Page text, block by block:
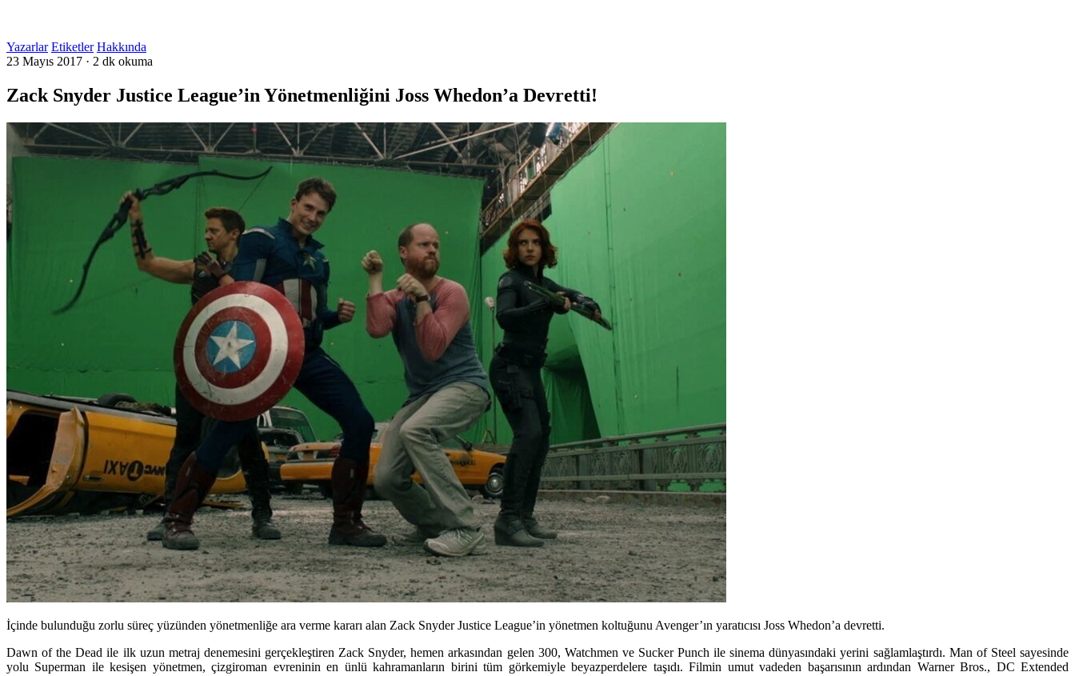
Yazarlar Etiketler Hakkında
23 Mayıs 2017 · 2 dk okuma
Zack Snyder Justice League’in Yönetmenliğini Joss Whedon’a Devretti!
İçinde bulunduğu zorlu süreç yüzünden yönetmenliğe ara verme kararı alan Zack Snyder Justice League’in yönetmen koltuğunu Avenger’ın yaratıcısı Joss Whedon’a devretti.
Dawn of the Dead ile ilk uzun metraj denemesini gerçekleştiren Zack Snyder, hemen arkasından gelen 300, Watchmen ve Sucker Punch ile sinema dünyasındaki yerini sağlamlaştırdı. Man of Steel sayesinde
yolu Superman ile kesişen yönetmen, çizgiroman evreninin en ünlü kahramanların birini tüm görkemiyle beyazperdelere taşıdı. Filmin umut vadeden başarısının ardından Warner Bros., DC Extended